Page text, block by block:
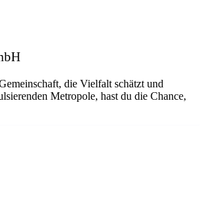
die Vielfalt schätzt und
Metropole, hast du die Chance,